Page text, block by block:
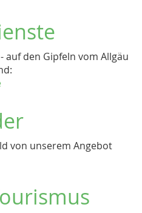
den Gipfeln vom Allgäu
von unserem Angebot